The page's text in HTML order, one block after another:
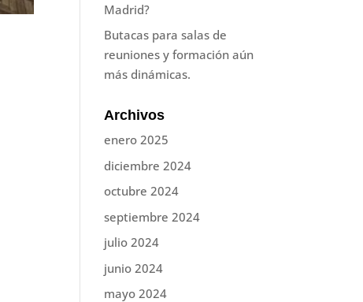
Madrid?
Butacas para salas de
reuniones y formación aún
más dinámicas.
Archivos
enero 2025
diciembre 2024
octubre 2024
septiembre 2024
julio 2024
junio 2024
mayo 2024